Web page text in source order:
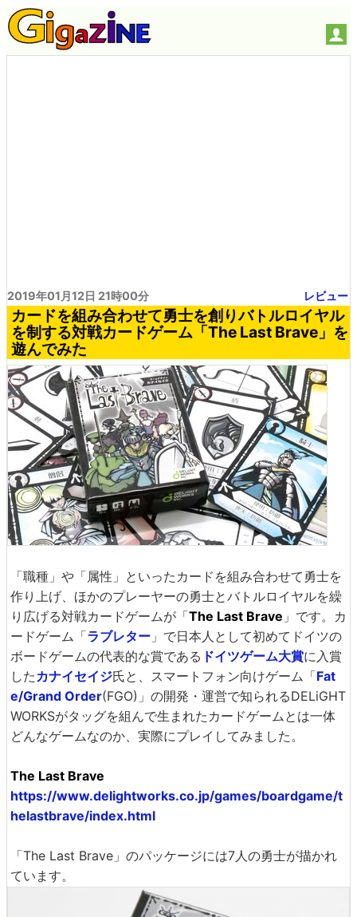
2019年01月12日 21時00分 レビュー
カードを組み合わせて勇士を創りバトルロイヤル
を制する対戦カードゲーム「The Last Brave」を
遊んでみた
「職種」や「属性」といったカードを組み合わせて勇士を
作り上げ、ほかのプレーヤーの勇士とバトルロイヤルを繰
り広げる対戦カードゲームが「The Last Brave 」です。カ
ードゲーム「ラブレター 」で日本人として初めてドイツの
ボードゲームの代表的な賞である ドイツゲーム大賞に入賞
したカナイセイジ氏と、スマートフォン向けゲーム「Fat
e/Grand Order(FGO)」の開発・運営で知られるDELiGHT
WORKSがタッグを組んで生まれたカードゲームとは一体
どんなゲームなのか、実際にプレイしてみました。
The Last Brave
https://www.delightworks.co.jp/games/boardgame/t
helastbrave/index.html
「The Last Brave」のパッケージには7人の勇士が描かれ
ています。